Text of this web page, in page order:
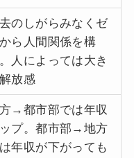
のしがらみなくゼ
ら人間関係を構
人によっては大き
放感
→都市部では年収
プ。都市部→地方
年収が下がっても